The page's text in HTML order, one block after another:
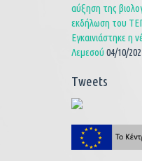
αύξηση της
εκδήλωση του
Εγκαινιάστηκε η
Λεμεσού 04/10/
Tweets